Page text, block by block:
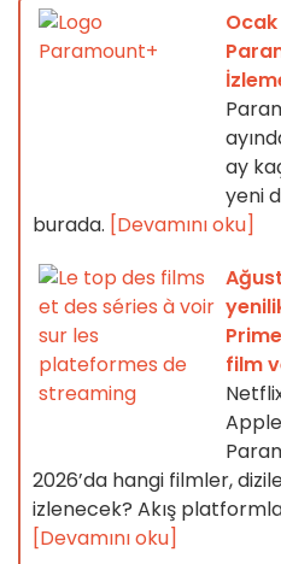
ay
yeni
burada. [Devamını oku]
film
2026’da hangi filmler,
izlenecek? Akış
[Devamını oku]